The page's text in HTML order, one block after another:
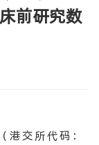
前研究数
港交所代码：